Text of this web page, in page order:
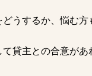
うするか、悩む方
貸主との合意が